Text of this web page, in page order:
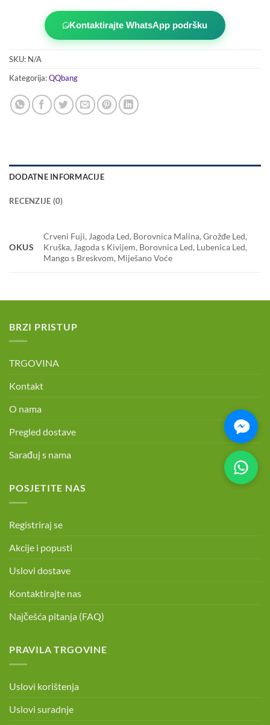
Kontaktirajte WhatsApp podršku
SKU: N/A
Kategorija:QQbang
DODATNE INFORMACIJE
RECENZIJE (0)
OKUS
Crveni Fuji, Jagoda Led, Borovnica Malina, Grožđe Led,
Kruška, Jagoda s Kivijem, Borovnica Led, Lubenica Led,
Mango s Breskvom, Miješano Voće
BRZI PRISTUP
TRGOVINA
Kontakt
O nama
Pregled dostave
Sarađuj s nama
POSJETITE NAS
Registriraj se
Akcije i popusti
Uslovi dostave
Kontaktirajte nas
Najčešća pitanja (FAQ)
PRAVILA TRGOVINE
Uslovi korištenja
Uslovi suradnje